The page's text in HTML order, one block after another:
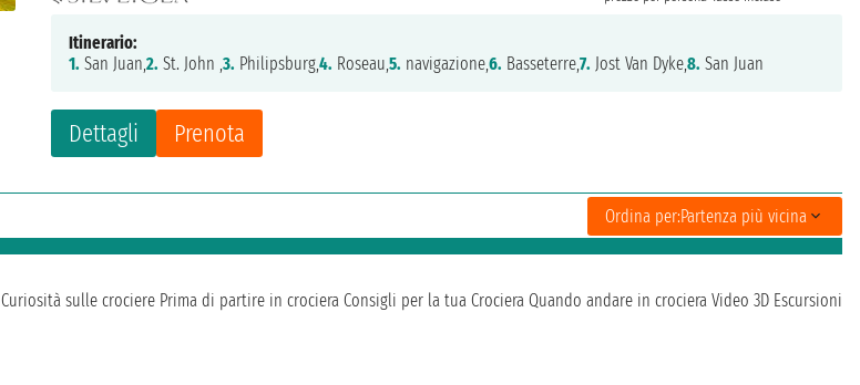
Dettagli Prenota
Itinerario:
1. San Juan,2. St. John ,3. Philipsburg,4. Roseau,5. navigazione,6. Basseterre,7. Jost Van Dyke,8. San Juan
Ordina per:Partenza più vicina
Curiosità sulle crociere Prima di partire in crociera Consigli per la tua Crociera Quando andare in crociera Video 3D Escursioni